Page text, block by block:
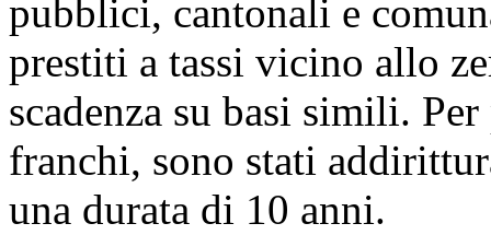
pubblici, cantonali e
prestiti a tassi vicino allo
scadenza su basi simili.
franchi, sono stati
una durata di 10 anni.